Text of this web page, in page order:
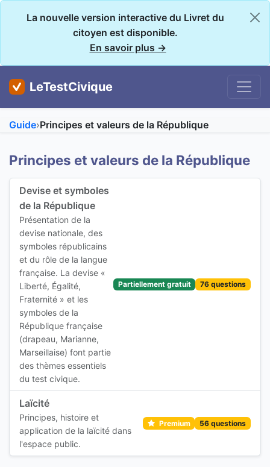
La nouvelle version interactive du Livret du
citoyen est disponible.
En savoir plus →
LeTestCivique
Guide›Principes et valeurs de la République
Principes et valeurs de la République
Devise et symboles
de la République
Présentation de la
devise nationale, des
symboles républicains
et du rôle de la langue
française. La devise «
Liberté, Égalité,
Fraternité » et les
symboles de la
République française
(drapeau, Marianne,
Marseillaise) font partie
des thèmes essentiels
du test civique.
Partiellement gratuit 76 questions
Laïcité
Principes, histoire et
application de la laïcité dans
l'espace public.
Premium 56 questions